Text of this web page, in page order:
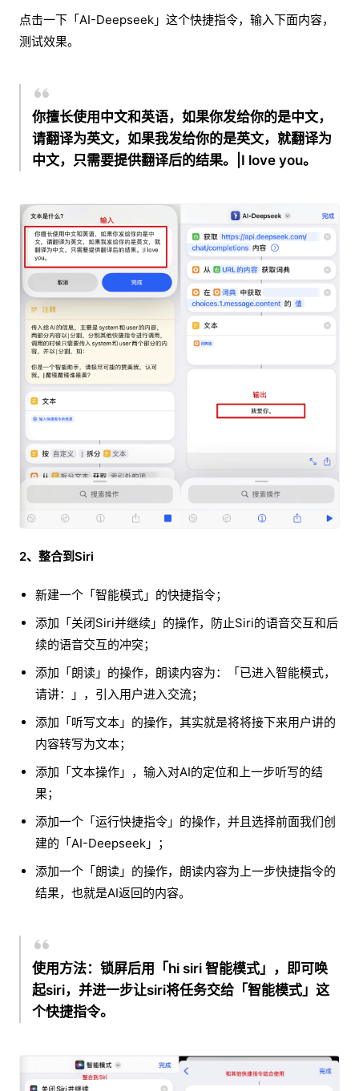
点击一下「AI-Deepseek」这个快捷指令，输入下面内容，
测试效果。
你擅长使用中文和英语，如果你发给你的是中文，
请翻译为英文，如果我发给你的是英文，就翻译为
中文，只需要提供翻译后的结果。|I love you。
2、整合到Siri
新建一个「智能模式」的快捷指令；
添加「关闭Siri并继续」的操作，防止Siri的语音交互和后
续的语音交互的冲突；
添加「朗读」的操作，朗读内容为：「已进入智能模式，
请讲：」，引入用户进入交流；
添加「听写文本」的操作，其实就是将将接下来用户讲的
内容转写为文本；
添加「文本操作」，输入对AI的定位和上一步听写的结
果；
添加一个「运行快捷指令」的操作，并且选择前面我们创
建的「AI-Deepseek」；
添加一个「朗读」的操作，朗读内容为上一步快捷指令的
结果，也就是AI返回的内容。
使用方法：锁屏后用「hi siri 智能模式」，即可唤
起siri，并进一步让siri将任务交给「智能模式」这
个快捷指令。